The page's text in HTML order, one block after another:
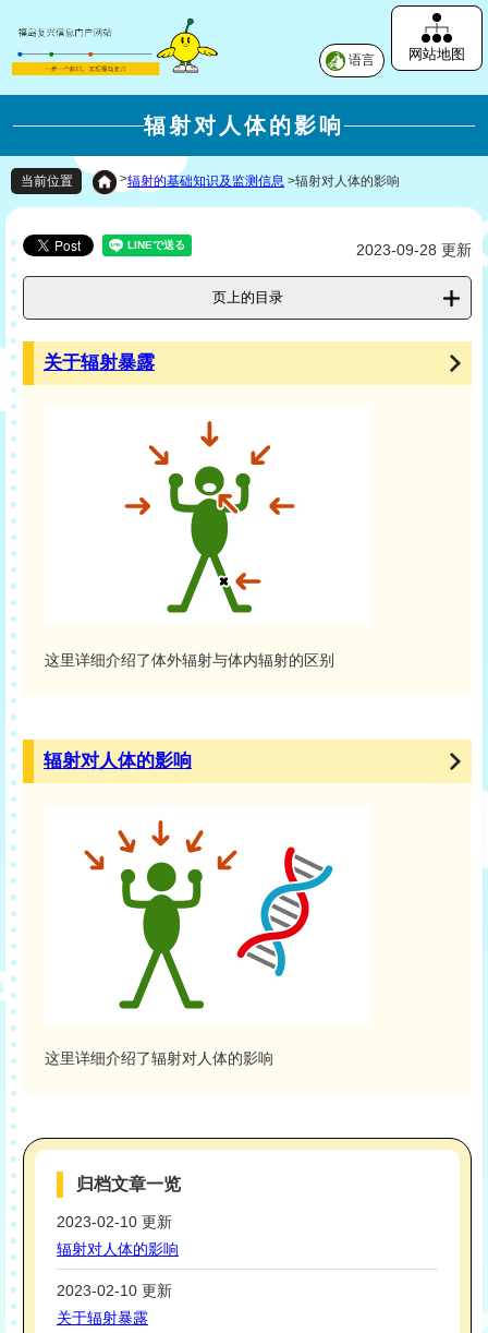
网站地图
语言
辐射对人体的影响
当前位置 >辐射的基础知识及监测信息 >辐射对人体的影响
2023-09-28 更新
页上的目录
关于辐射暴露
这里详细介绍了体外辐射与体内辐射的区别
辐射对人体的影响
这里详细介绍了辐射对人体的影响